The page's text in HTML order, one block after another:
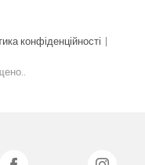
конфіденційності